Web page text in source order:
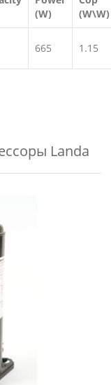
(W)
(W\W)
665 1.15
Landa